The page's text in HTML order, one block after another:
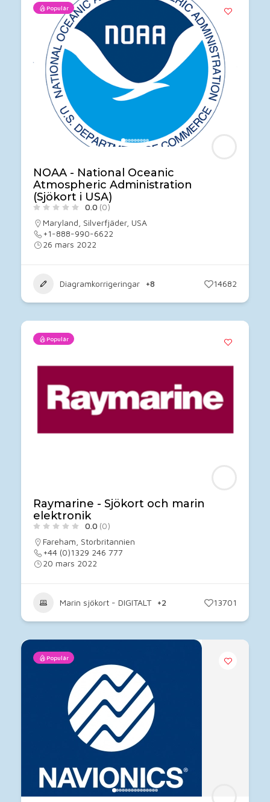
Populär
NOAA - National Oceanic
Atmospheric Administration
(Sjökort i USA)
0.0 (0)
Maryland Silverfjäder, USA
+1-888-990-6622
26 mars 2022
Diagramkorrigeringar +8 14682
Populär
Raymarine - Sjökort och marin
elektronik
0.0 (0)
Fareham Storbritannien
+44 (0)1329 246 777
20 mars 2022
Marin sjökort - DIGITALT +2 13701
Populär